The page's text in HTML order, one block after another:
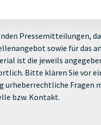
Pressemitteilungen,
sowie für das
ist die jeweils
Bitte klären Sie vor
urheberrechtliche Fragen
bzw. Kontakt.